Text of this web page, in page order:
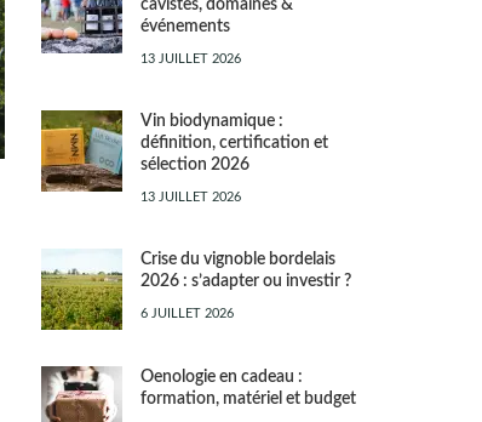
cavistes, domaines &
événements
13 JUILLET 2026
Vin biodynamique :
définition, certification et
sélection 2026
13 JUILLET 2026
Crise du vignoble bordelais
2026 : s’adapter ou investir ?
6 JUILLET 2026
Oenologie en cadeau :
formation, matériel et budget